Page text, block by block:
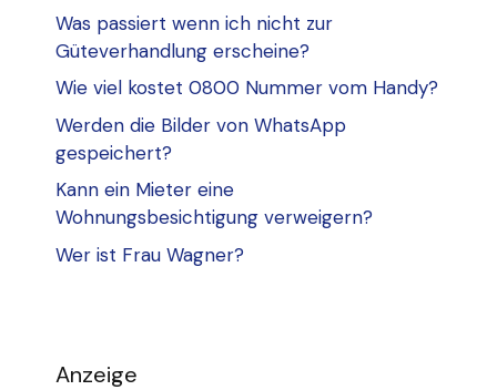
Was passiert wenn ich nicht zur
Güteverhandlung erscheine?
Wie viel kostet 0800 Nummer vom Handy?
Werden die Bilder von WhatsApp
gespeichert?
Kann ein Mieter eine
Wohnungsbesichtigung verweigern?
Wer ist Frau Wagner?
Anzeige